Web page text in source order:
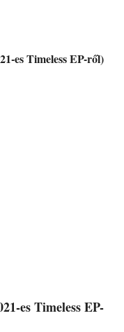
es Timeless EP-ről)
es Timeless EP-